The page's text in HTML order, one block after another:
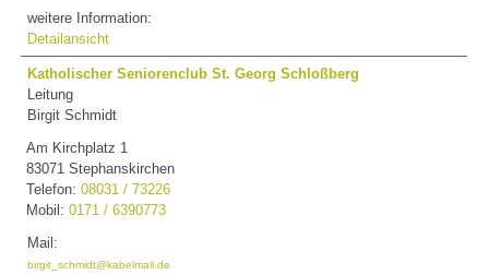
weitere Information:
Detailansicht
Katholischer Seniorenclub St. Georg Schloßberg
Leitung
Birgit Schmidt
Am Kirchplatz 1
83071 Stephanskirchen
Telefon:08031 / 73226
Mobil:0171 / 6390773
Mail:
birgit_schmidt@kabelmail.de